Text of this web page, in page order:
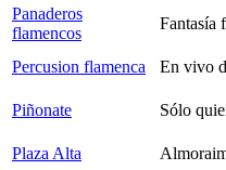
Panaderos
flamencos
Fantasía
Percusion flamenca
En vivo
Piñonate
Sólo
Plaza Alta